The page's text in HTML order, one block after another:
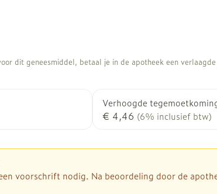
dit geneesmiddel, betaal je in de apotheek een
Verhoogde
€ 4,46 (6% inclusief btw)
voorschrift nodig. Na beoordeling door de